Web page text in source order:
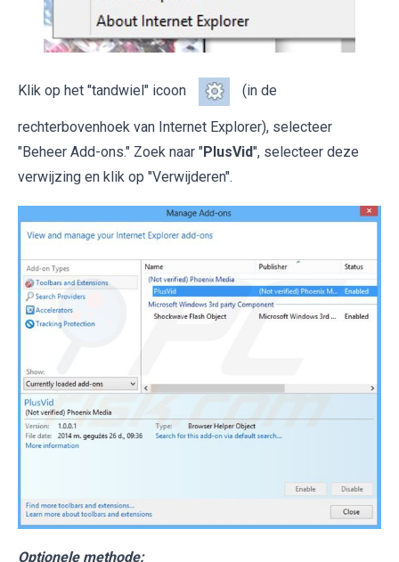
Klik op het "tandwiel" icoon (in de
rechterbovenhoek van Internet Explorer), selecteer
"Beheer Add-ons." Zoek naar "PlusVid", selecteer deze
verwijzing en klik op "Verwijderen".
Optionele methode: